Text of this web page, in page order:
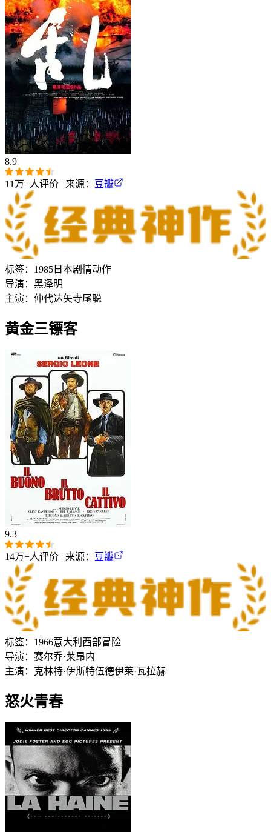
8.9
11万+人评价 | 来源： 豆瓣
标签： 1985 日本剧情动作
导演： 黑泽明
主演： 仲代达矢寺尾聪
黄金三镖客
9.3
14万+人评价 | 来源： 豆瓣
标签： 1966意大利 西部冒险
导演： 赛尔乔·莱昂内
主演： 克林特·伊斯特伍德伊莱·瓦拉赫
怒火青春